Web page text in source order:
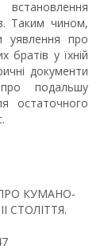
Таким чином,
уявлення про
братів у їхній
документи
подальшу
остаточного
ПРО КУМАНО-
СТОЛІТТЯ.